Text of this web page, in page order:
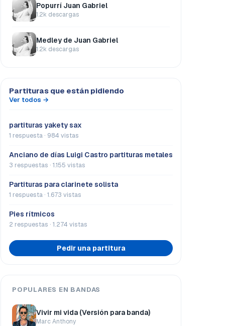
Popurrí Juan Gabriel
1.2k descargas
Medley de Juan Gabriel
1.2k descargas
Partituras que están pidiendo
Ver todos →
partituras yakety sax
1 respuesta · 984 vistas
Anciano de días Luigi Castro partituras metales
3 respuestas · 1.155 vistas
Partituras para clarinete solista
1 respuesta · 1.673 vistas
Pies rítmicos
2 respuestas · 1.274 vistas
Pedir una partitura
POPULARES EN BANDAS
Vivir mi vida (Versión para banda)
Marc Anthony